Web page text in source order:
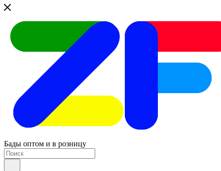
Бады оптом и в розницу